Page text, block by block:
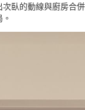
臥的動線與廚房合併